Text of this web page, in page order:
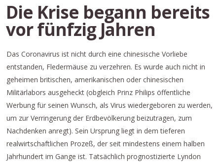
Die Krise begann bereits
vor fünfzig Jahren
Das Coronavirus ist nicht durch eine chinesische Vorliebe
entstanden, Fledermäuse zu verzehren. Es wurde auch nicht in
geheimen britischen, amerikanischen oder chinesischen
Militärlabors ausgeheckt (obgleich Prinz Philips öffentliche
Werbung für seinen Wunsch, als Virus wiedergeboren zu werden,
um zur Verringerung der Erdbevölkerung beizutragen, zum
Nachdenken anregt). Sein Ursprung liegt in dem tieferen
realwirtschaftlichen Prozeß, der seit mindestens einem halben
Jahrhundert im Gange ist. Tatsächlich prognostizierte Lyndon